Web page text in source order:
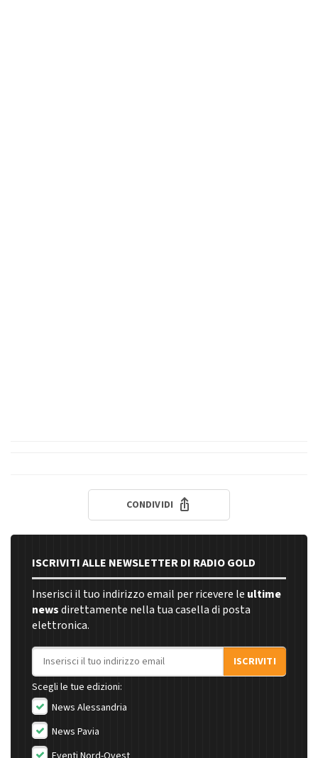
CONDIVIDI
ISCRIVITI ALLE NEWSLETTER DI RADIO GOLD
Inserisci il tuo indirizzo email per ricevere le ultime
newsdirettamente nella tua casella di posta
elettronica.
Indirizzo email
ISCRIVITI
Scegli le tue edizioni:
News Alessandria
News Pavia